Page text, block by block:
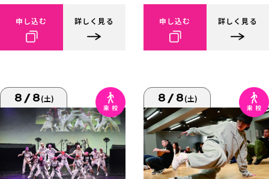
申し込む 詳しく見る 申し込む 詳しく見る
8/8(土) 8/8(土)